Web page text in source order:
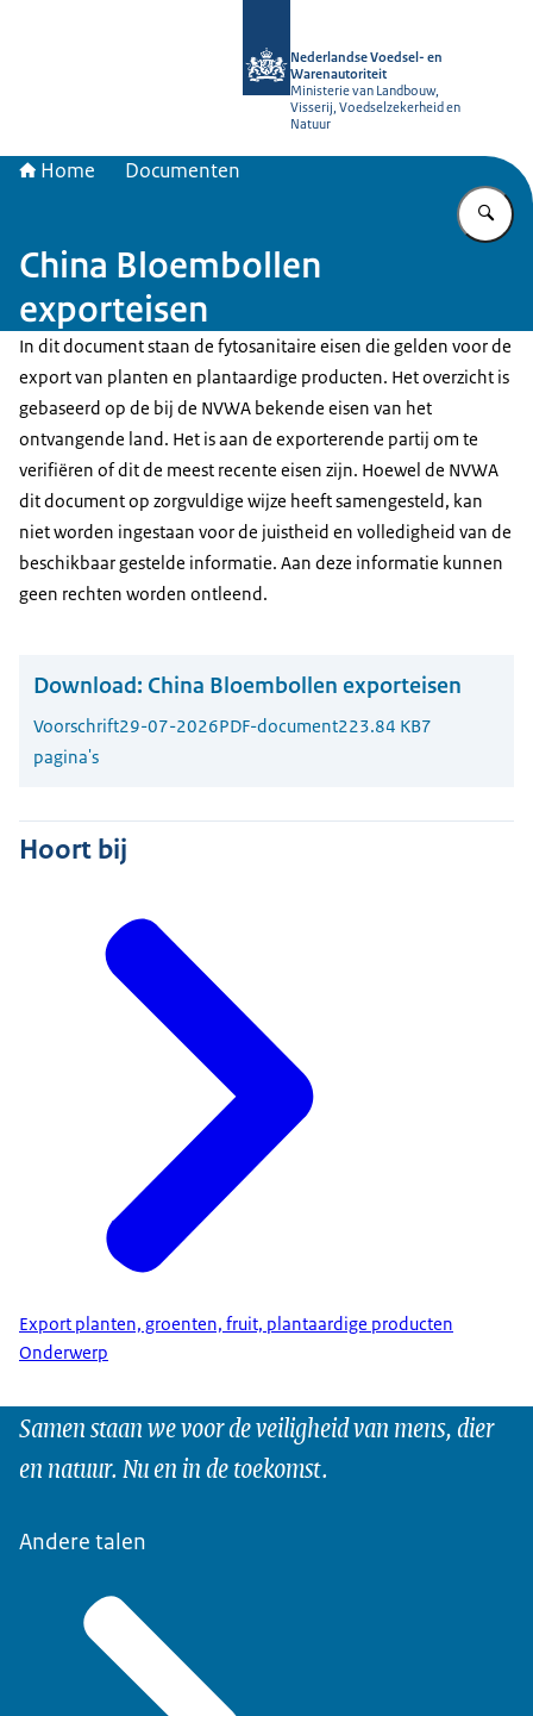
Nederlandse Voedsel- en
Warenautoriteit
Ministerie van Landbouw,
Visserij, Voedselzekerheid en
Natuur
Home Documenten
China Bloembollen
exporteisen
In dit document staan de fytosanitaire eisen die gelden voor de
export van planten en plantaardige producten. Het overzicht is
gebaseerd op de bij de NVWA bekende eisen van het
ontvangende land. Het is aan de exporterende partij om te
verifiëren of dit de meest recente eisen zijn. Hoewel de NVWA
dit document op zorgvuldige wijze heeft samengesteld, kan
niet worden ingestaan voor de juistheid en volledigheid van de
beschikbaar gestelde informatie. Aan deze informatie kunnen
geen rechten worden ontleend.
Download: China Bloembollen exporteisen
Voorschrift29-07-2026PDF-document223.84 KB7
pagina's
Hoort bij
Export planten, groenten, fruit, plantaardige producten
Onderwerp
Samen staan we voor de veiligheid van mens, dier
en natuur. Nu en in de toekomst.
Andere talen